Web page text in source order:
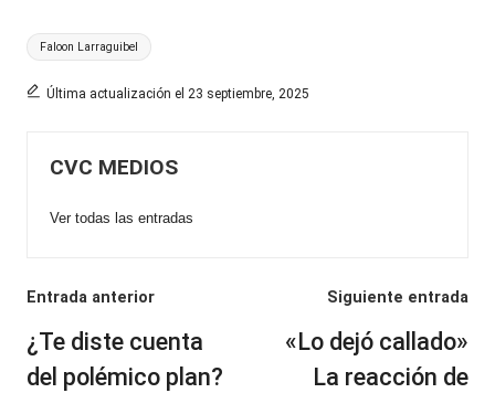
Etiquetas:
Faloon Larraguibel
Última actualización el 23 septiembre, 2025
CVC MEDIOS
Ver todas las entradas
Navegación
de
entradas
Entrada anterior
¿Te diste cuenta
del polémico plan?
Siguiente entrada
«Lo dejó callado»
La reacción de